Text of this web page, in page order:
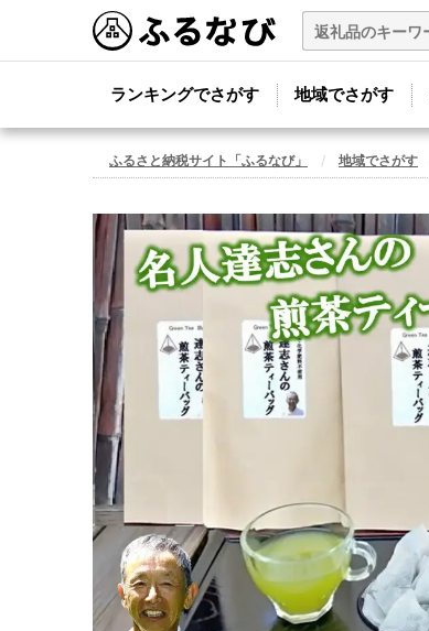
ランキングでさがす 地域でさがす
ふるさと納税サイト「ふるなび」 地域でさがす